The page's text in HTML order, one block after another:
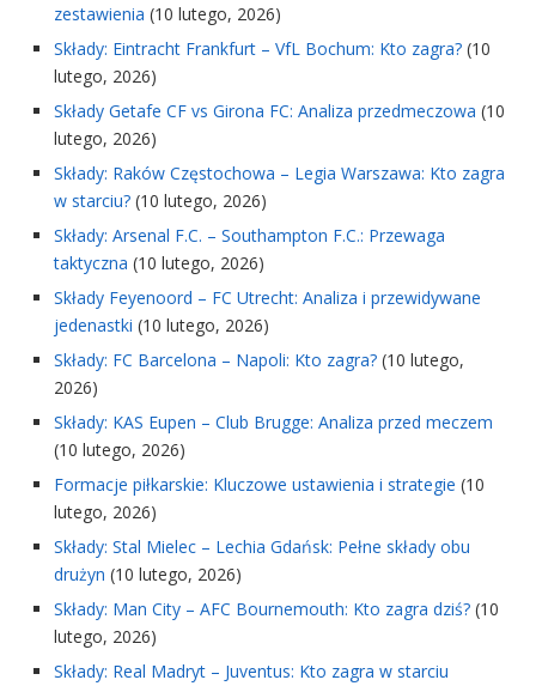
zestawienia (10 lutego, 2026)
Składy: Eintracht Frankfurt – VfL Bochum: Kto zagra? (10
lutego, 2026)
Składy Getafe CF vs Girona FC: Analiza przedmeczowa (10
lutego, 2026)
Składy: Raków Częstochowa – Legia Warszawa: Kto zagra
w starciu? (10 lutego, 2026)
Składy: Arsenal F.C. – Southampton F.C.: Przewaga
taktyczna (10 lutego, 2026)
Składy Feyenoord – FC Utrecht: Analiza i przewidywane
jedenastki (10 lutego, 2026)
Składy: FC Barcelona – Napoli: Kto zagra? (10 lutego,
2026)
Składy: KAS Eupen – Club Brugge: Analiza przed meczem
(10 lutego, 2026)
Formacje piłkarskie: Kluczowe ustawienia i strategie (10
lutego, 2026)
Składy: Stal Mielec – Lechia Gdańsk: Pełne składy obu
drużyn (10 lutego, 2026)
Składy: Man City – AFC Bournemouth: Kto zagra dziś? (10
lutego, 2026)
Składy: Real Madryt – Juventus: Kto zagra w starciu